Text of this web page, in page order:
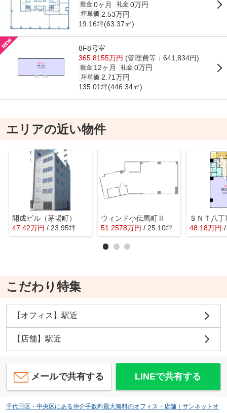
敷金 0ヶ月 礼金 0万円
坪単価 2.53万円
19.16坪(63.37㎡)
8F8号室
365.8155万円 (管理費等：641,834円)
敷金 12ヶ月 礼金 0万円
坪単価 2.71万円
135.01坪(446.34㎡)
エリアの近い物件
開成ビル（茅場町）
47.42万円 / 23.95坪
ウィンド小伝馬町Ⅱ
51.2578万円 / 25.10坪
ＳＮＴ八
48.18万円
こだわり特集
【オフィス】駅近
【店舗】駅近
メールで共有する LINEで共有する
千代田区・中央区にある仲介手数料最大無料のオフィス・店舗｜サンネットオ